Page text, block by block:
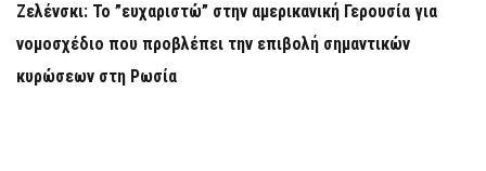
Ζελένσκι: Το ”ευχαριστώ” στην αμερικανική Γερουσία για
νομοσχέδιο που προβλέπει την επιβολή σημαντικών
κυρώσεων στη Ρωσία